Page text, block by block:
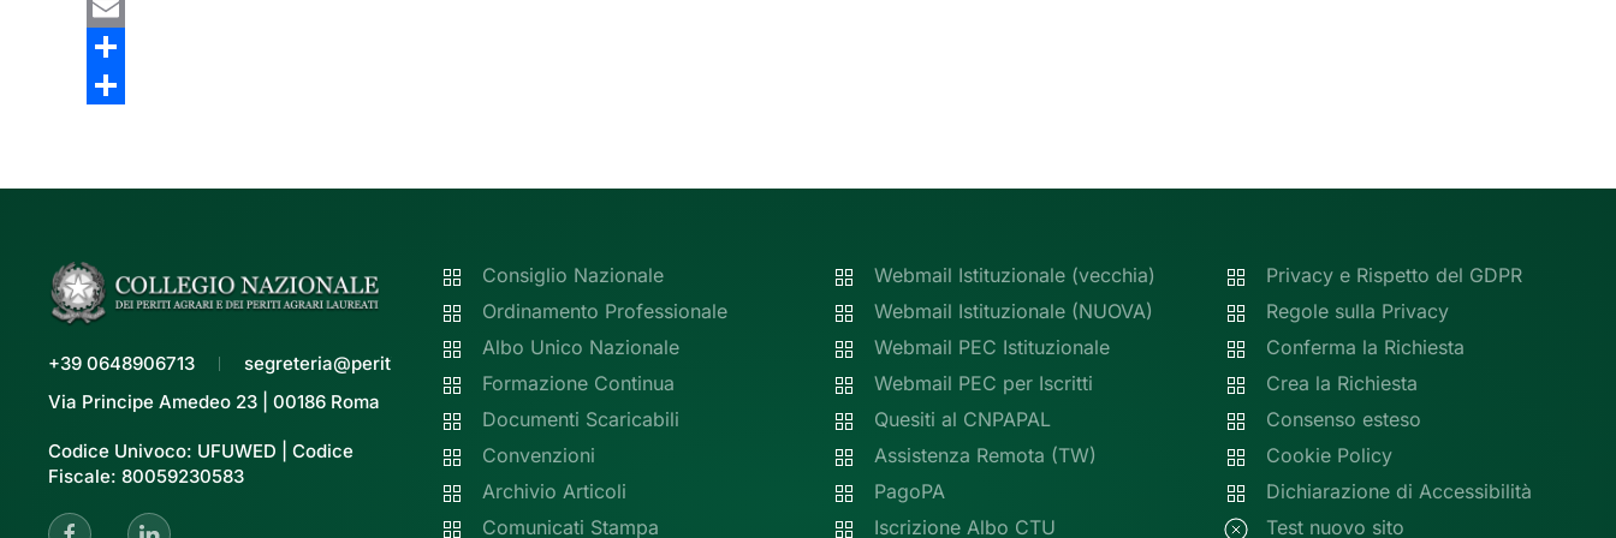
Copy
Link
Email
Share
+39 0648906713
segreteria@peritiagrari.it
Via Principe Amedeo 23 | 00186 Roma
Codice Univoco: UFUWED | Codice
Fiscale: 80059230583
Consiglio Nazionale
Ordinamento Professionale
Albo Unico Nazionale
Formazione Continua
Documenti Scaricabili
Convenzioni
Archivio Articoli
Comunicati Stampa
Webmail Istituzionale (vecchia)
Webmail Istituzionale (NUOVA)
Webmail PEC Istituzionale
Webmail PEC per Iscritti
Quesiti al CNPAPAL
Assistenza Remota (TW)
PagoPA
Iscrizione Albo CTU
Privacy e Rispetto del GDPR
Regole sulla Privacy
Conferma la Richiesta
Crea la Richiesta
Consenso esteso
Cookie Policy
Dichiarazione di Accessibilità
Test nuovo sito